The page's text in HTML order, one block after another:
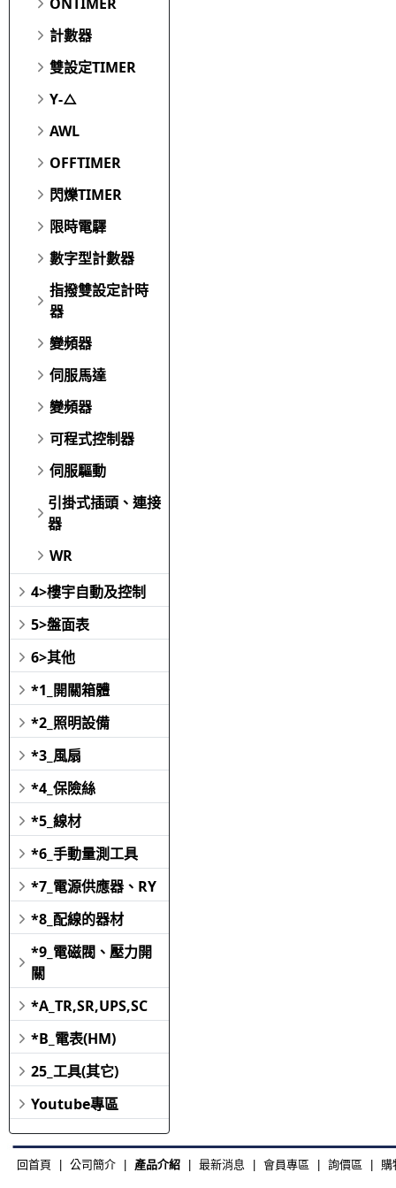
計數器
雙設定TIMER
Y-△
AWL
OFFTIMER
閃爍TIMER
限時電驛
數字型計數器
指撥雙設定計時
器
變頻器
伺服馬達
變頻器
可程式控制器
伺服驅動
引掛式插頭、連接
器
WR
4>樓宇自動及控制
5>盤面表
6>其他
*1_開關箱體
*2_照明設備
*3_風扇
*4_保險絲
*5_線材
*6_手動量測工具
*7_電源供應器、RY
*8_配線的器材
*9_電磁閥、壓力開
關
*A_TR,SR,UPS,SC
*B_電表(HM)
25_工具(其它)
Youtube專區
回首頁 公司簡介| 產品介紹| 最新消息 會員專區 詢價區 購